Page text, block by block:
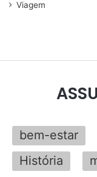
Viagem
bem-estar
História